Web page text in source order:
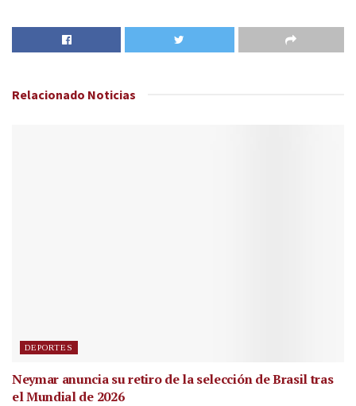
Relacionado Noticias
DEPORTES
Neymar anuncia su retiro de la selección de Brasil tras
el Mundial de 2026